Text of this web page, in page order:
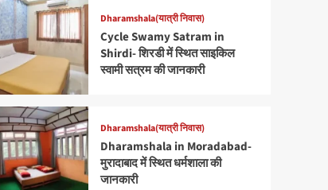
Dharamshala(यात्री निवास)
Cycle Swamy Satram in
Shirdi- शिरडी में स्थित साइकिल
स्वामी सत्रम की जानकारी
Dharamshala(यात्री निवास)
Dharamshala in Moradabad-
मुरादाबाद में स्थित धर्मशाला की
जानकारी